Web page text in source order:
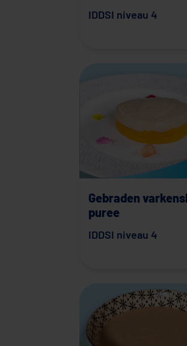
IDDSI niveau 4
Gebraden
puree
IDDSI niveau 4